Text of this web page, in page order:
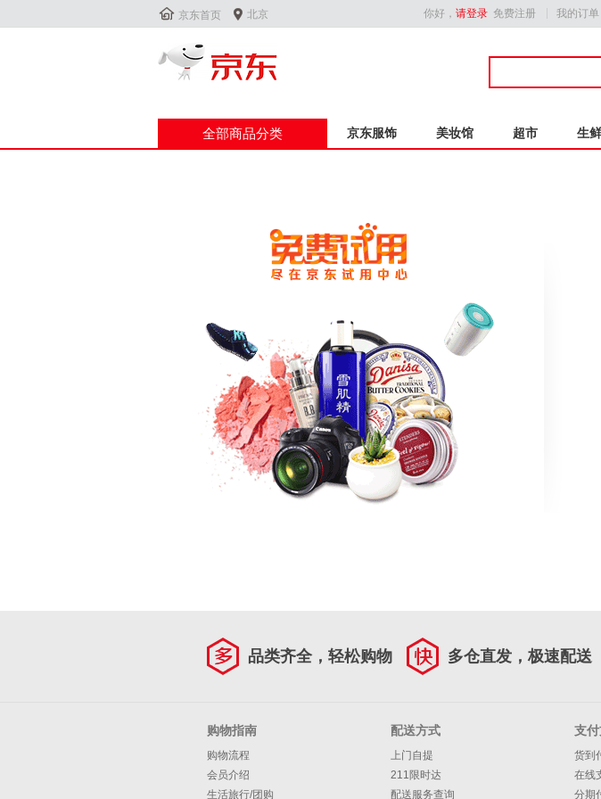
 京东首页  北京 你好， 请登录 免费注册 我的订单
全部商品分类 京东服饰 美妆馆 超市 生鲜
品类齐全，轻松购物 多仓直发，极速配送
购物指南
购物流程
会员介绍
生活旅行/团购
配送方式
上门自提
211限时达
配送服务查询
支
货到
在线
分期